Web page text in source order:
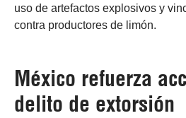
uso de artefactos explosivos y
contra productores de limón.
México refuerza
delito de extorsión